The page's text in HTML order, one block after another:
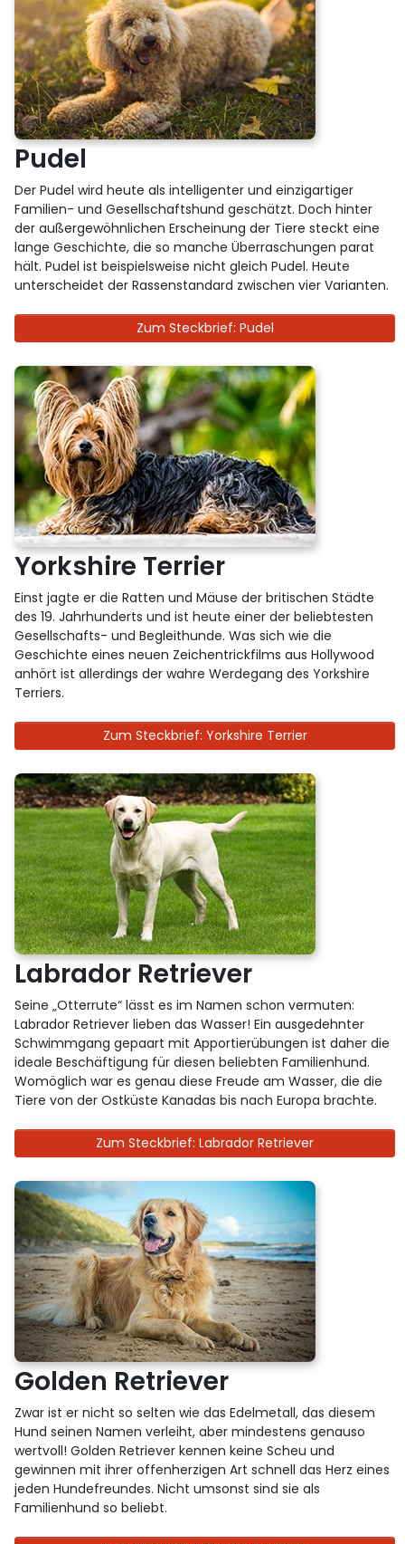
Pudel
Der Pudel wird heute als intelligenter und einzigartiger
Familien- und Gesellschaftshund geschätzt. Doch hinter
der außergewöhnlichen Erscheinung der Tiere steckt eine
lange Geschichte, die so manche Überraschungen parat
hält. Pudel ist beispielsweise nicht gleich Pudel. Heute
unterscheidet der Rassenstandard zwischen vier Varianten.
Zum Steckbrief: Pudel
Yorkshire Terrier
Einst jagte er die Ratten und Mäuse der britischen Städte
des 19. Jahrhunderts und ist heute einer der beliebtesten
Gesellschafts- und Begleithunde. Was sich wie die
Geschichte eines neuen Zeichentrickfilms aus Hollywood
anhört ist allerdings der wahre Werdegang des Yorkshire
Terriers.
Zum Steckbrief: Yorkshire Terrier
Labrador Retriever
Seine „Otterrute“ lässt es im Namen schon vermuten:
Labrador Retriever lieben das Wasser! Ein ausgedehnter
Schwimmgang gepaart mit Apportierübungen ist daher die
ideale Beschäftigung für diesen beliebten Familienhund.
Womöglich war es genau diese Freude am Wasser, die die
Tiere von der Ostküste Kanadas bis nach Europa brachte.
Zum Steckbrief: Labrador Retriever
Golden Retriever
Zwar ist er nicht so selten wie das Edelmetall, das diesem
Hund seinen Namen verleiht, aber mindestens genauso
wertvoll! Golden Retriever kennen keine Scheu und
gewinnen mit ihrer offenherzigen Art schnell das Herz eines
jeden Hundefreundes. Nicht umsonst sind sie als
Familienhund so beliebt.